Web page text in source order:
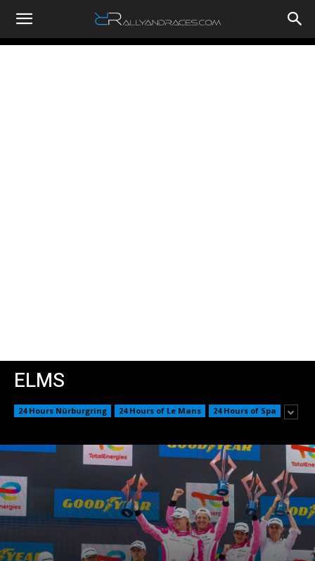
RallyandRaces.com
ELMS
24 Hours Nürburgring 24 Hours of Le Mans 24 Hours of Spa